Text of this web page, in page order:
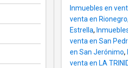
Inmuebles en
venta en
Estrella,
venta en San
en San Jerónimo,
venta en LA